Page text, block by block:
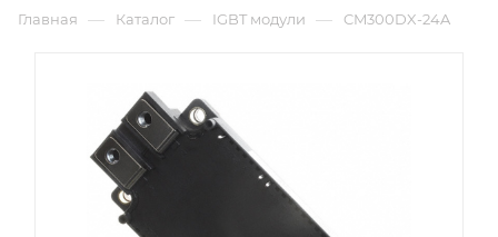
Главная — Каталог — IGBT модули — CM300DX-24A